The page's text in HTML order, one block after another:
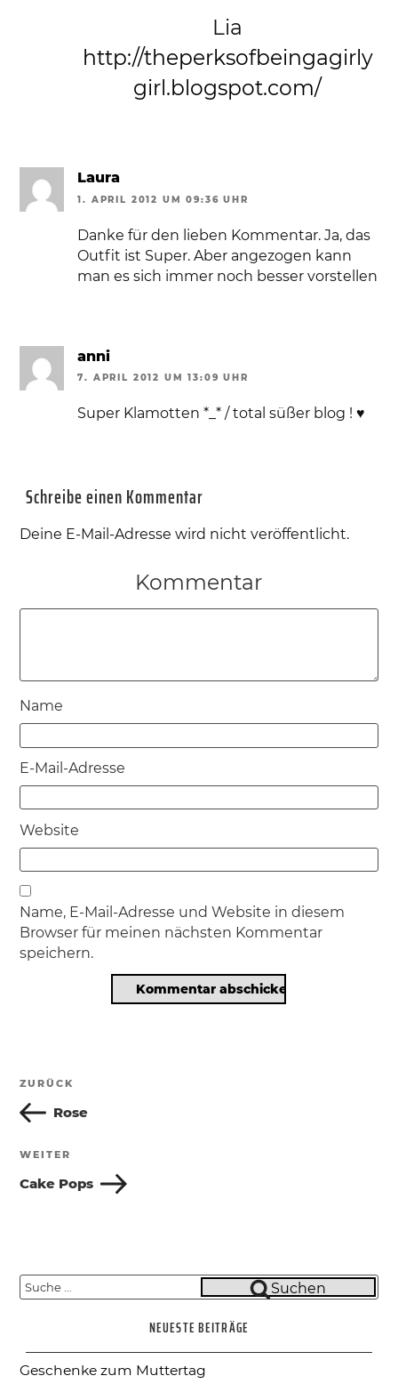
Lia
http://theperksofbeingagirly
girl.blogspot.com/
Laura
1. APRIL 2012 UM 09:36 UHR
Danke für den lieben Kommentar. Ja, das
Outfit ist Super. Aber angezogen kann
man es sich immer noch besser vorstellen
anni
7. APRIL 2012 UM 13:09 UHR
Super Klamotten *_* / total süßer blog ! ♥
Schreibe einen Kommentar
Deine E-Mail-Adresse wird nicht veröffentlicht.
Kommentar
Name
E-Mail-Adresse
Website
Name, E-Mail-Adresse und Website in diesem
Browser für meinen nächsten Kommentar
speichern.
Beitragsnavigation
Vorheriger
Beitrag
ZURÜCK
Rose
Nächster
Beitrag
WEITER
Cake Pops
Suche
Suchen
NEUESTE BEITRÄGE
Geschenke zum Muttertag